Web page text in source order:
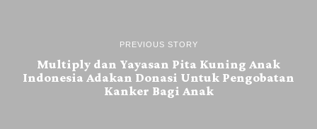
PREVIOUS STORY
Multiply dan Yayasan Pita Kuning Anak
Indonesia Adakan Donasi Untuk Pengobatan
Kanker Bagi Anak